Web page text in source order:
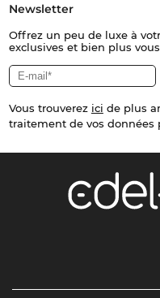
Newsletter
Offrez un peu de luxe à
exclusives et bien plus
Vous trouverez ici de plus
traitement de vos données